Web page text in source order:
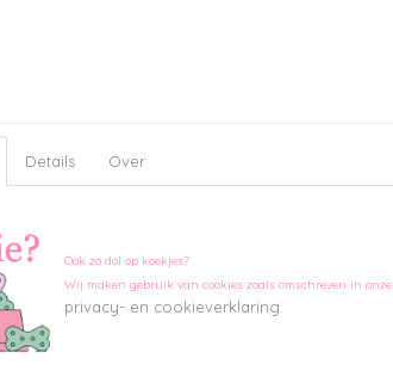
Kleur:
ZwartDetails Over
Ook zo dol op koekjes?
Wij maken gebruik van cookies zoals omschreven in onze
privacy- en cookieverklaring.